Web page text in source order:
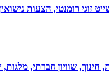
זוגי רומנטי, הצעות
חינוך, שוויון חברתי,